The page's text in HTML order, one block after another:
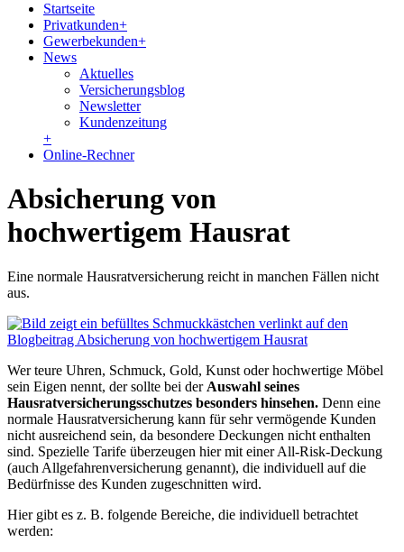
Startseite
Privatkunden+
Gewerbekunden+
News
Aktuelles
Versicherungsblog
Newsletter
Kundenzeitung
+
Online-Rechner
Absicherung von
hochwertigem Hausrat
Eine normale Hausratversicherung reicht in manchen Fällen nicht
aus.
Wer teure Uhren, Schmuck, Gold, Kunst oder hochwertige Möbel
sein Eigen nennt, der sollte bei der Auswahl seines
Hausratversicherungsschutzes besonders hinsehen. Denn eine
normale Hausratversicherung kann für sehr vermögende Kunden
nicht ausreichend sein, da besondere Deckungen nicht enthalten
sind. Spezielle Tarife überzeugen hier mit einer All-Risk-Deckung
(auch Allgefahrenversicherung genannt), die individuell auf die
Bedürfnisse des Kunden zugeschnitten wird.
Hier gibt es z. B. folgende Bereiche, die individuell betrachtet
werden: